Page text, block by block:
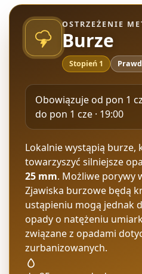
OSTRZEŻENIE
Burze
Stopień 1
Obowiązuje od pon 1
do pon 1 cze · 19:00
Lokalnie wystąpią burze,
towarzyszyć silniejsze
25 mm. Możliwe porywy
Zjawiska burzowe będą
ustąpieniu mogą jednak
opady o natężeniu
związane z opadami
zurbanizowanych.